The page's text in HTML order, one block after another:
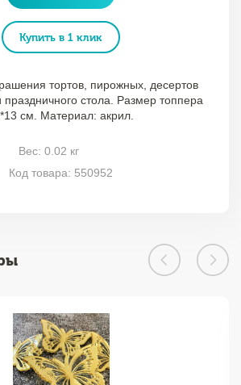
Купить в 1 клик
тортов, пирожных, десертов
праздничного стола. Размер топпера
см. Материал: акрил.
Вес: 0.02 кг
Код товара: 550952